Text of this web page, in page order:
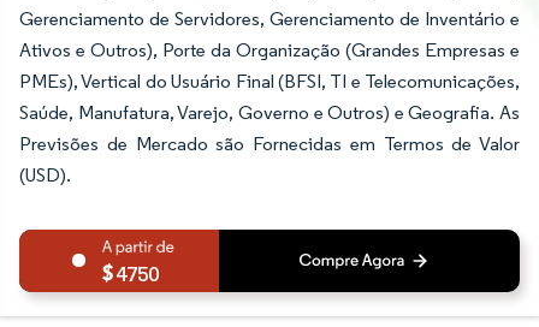
Gerenciamento de Servidores, Gerenciamento de Inventário e
Ativos e Outros), Porte da Organização (Grandes Empresas e
PMEs), Vertical do Usuário Final (BFSI, TI e Telecomunicações,
Saúde, Manufatura, Varejo, Governo e Outros) e Geografia. As
Previsões de Mercado são Fornecidas em Termos de Valor
(USD).
4750